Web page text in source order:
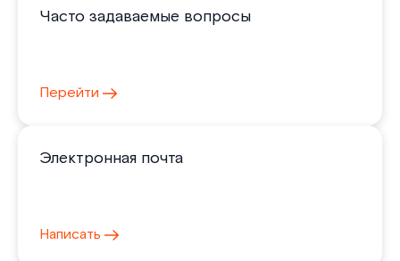
Часто задаваемые вопросы
Перейти
Электронная почта
Написать